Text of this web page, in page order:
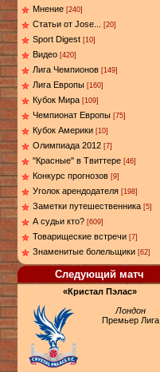
Мнение [240]
Статьи от Jose... [20]
Sport Digest [10]
Видео [420]
Лига Чемпионов [149]
Лига Европы [160]
Кубок Мира [109]
Чемпионат Европы [75]
Кубок Америки [10]
Олимпиада 2012 [7]
"Красные" в Твиттере [46]
Конкурс прогнозов [9]
Уголок арендодателя [198]
Заметки путешественника [5]
А судьи кто? [609]
Товарищеские встречи [7]
Знаменитые болельщики [62]
Следующий матч
«Кристал Пэлас»
Лондон
Премьер Лига